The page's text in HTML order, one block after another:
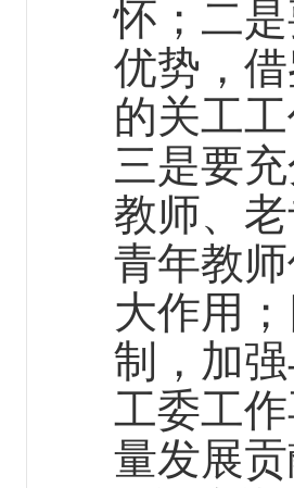
怀；二
优势，
的关工
三是要
教师、
青年教
大作用
制，加
工委工
量发展